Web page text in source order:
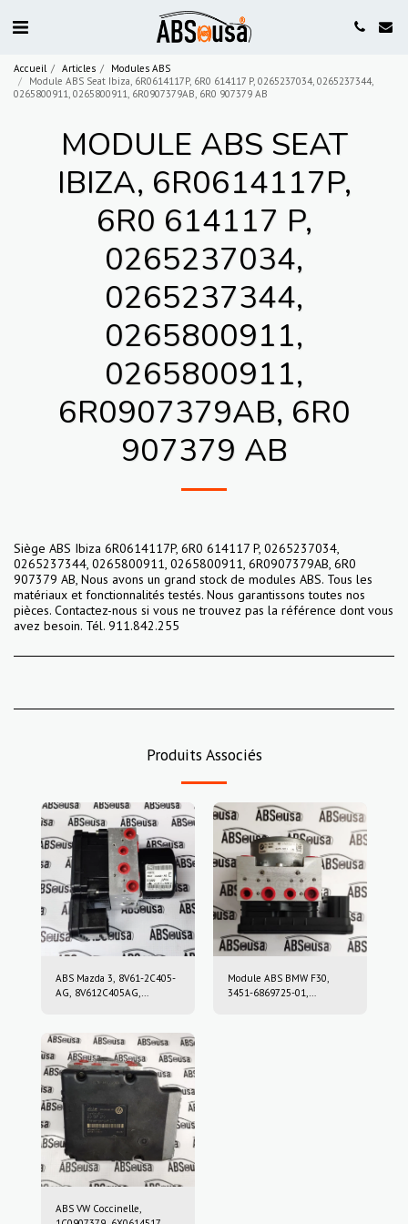
Accueil Articles
Modules ABS
Module ABS Seat Ibiza, 6R0614117P, 6R0 614117 P, 0265237034, 0265237344,
0265800911, 0265800911, 6R0907379AB, 6R0 907379 AB
MODULE ABS SEAT
IBIZA, 6R0614117P,
6R0 614117 P,
0265237034,
0265237344,
0265800911,
0265800911,
6R0907379AB, 6R0
907379 AB
Siège ABS Ibiza 6R0614117P, 6R0 614117 P, 0265237034,
0265237344, 0265800911, 0265800911, 6R0907379AB, 6R0
907379 AB, Nous avons un grand stock de modules ABS. Tous les
matériaux et fonctionnalités testés. Nous garantissons toutes nos
pièces. Contactez-nous si vous ne trouvez pas la référence dont vous
avez besoin. Tél. 911.842.255
Produits Associés
ABS Mazda 3, 8V61-2C405-
AG, 8V612C405AG,
10096101153
Module ABS BMW F30,
3451-6869725-01,
ABS VW Coccinelle,